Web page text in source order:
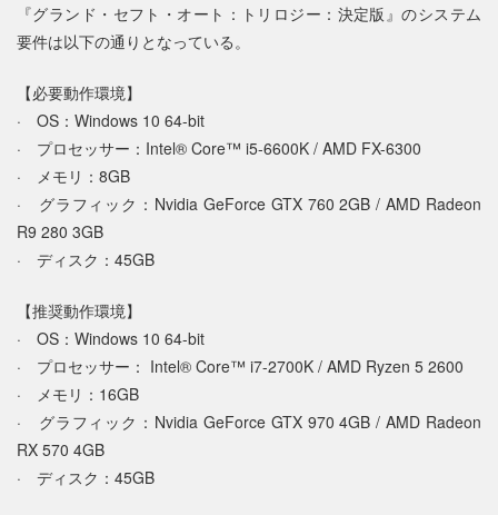
『グランド・セフト・オート：トリロジー：決定版』のシステム
要件は以下の通りとなっている。
【必要動作環境】
· OS：Windows 10 64-bit
· プロセッサー：Intel® Core™ i5-6600K / AMD FX-6300
· メモリ：8GB
· グラフィック：Nvidia GeForce GTX 760 2GB / AMD Radeon
R9 280 3GB
· ディスク：45GB
【推奨動作環境】
· OS：Windows 10 64-bit
· プロセッサー： Intel® Core™ i7-2700K / AMD Ryzen 5 2600
· メモリ：16GB
· グラフィック：Nvidia GeForce GTX 970 4GB / AMD Radeon
RX 570 4GB
· ディスク：45GB